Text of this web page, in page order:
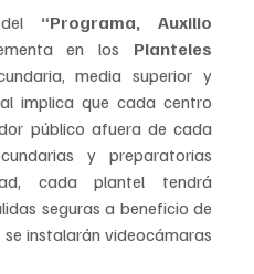
“Programa, Auxilio
en los Planteles
media superior y
implica que cada centro
público afuera de cada
y preparatorias
cada plantel tendrá
seguras a beneficio de
instalarán videocámaras